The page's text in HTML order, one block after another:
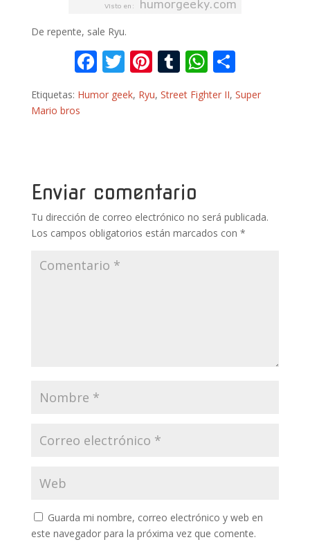
De repente, sale Ryu.
F
e
k
T
w
itt
Pi
nt
er
T
u
m
W
h
at
o
m
Etiquetas: Humor geek, Ryu, Street Fighter II, Super
Mario bros
Enviar comentario
Tu dirección de correo electrónico no será publicada.
Los campos obligatorios están marcados con *
Guarda mi nombre, correo electrónico y web en
este navegador para la próxima vez que comente.